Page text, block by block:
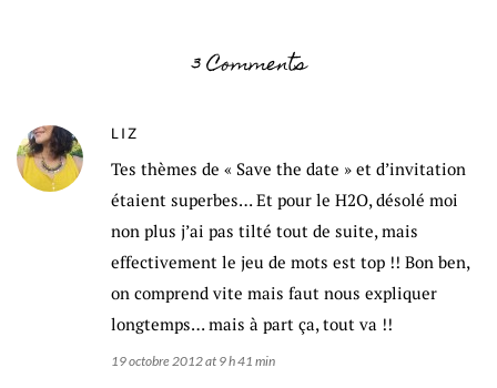
3 Comments
LIZ
Tes thèmes de « Save the date » et d’invitation
étaient superbes… Et pour le H2O, désolé moi
non plus j’ai pas tilté tout de suite, mais
effectivement le jeu de mots est top !! Bon ben,
on comprend vite mais faut nous expliquer
longtemps… mais à part ça, tout va !!
19 octobre 2012 at 9 h 41 min